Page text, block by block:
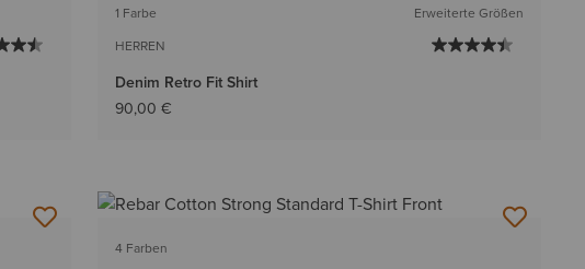
1 Farbe
HERREN
Erweiterte Größen
Denim Retro Fit Shirt
90,00 €
4 Farben